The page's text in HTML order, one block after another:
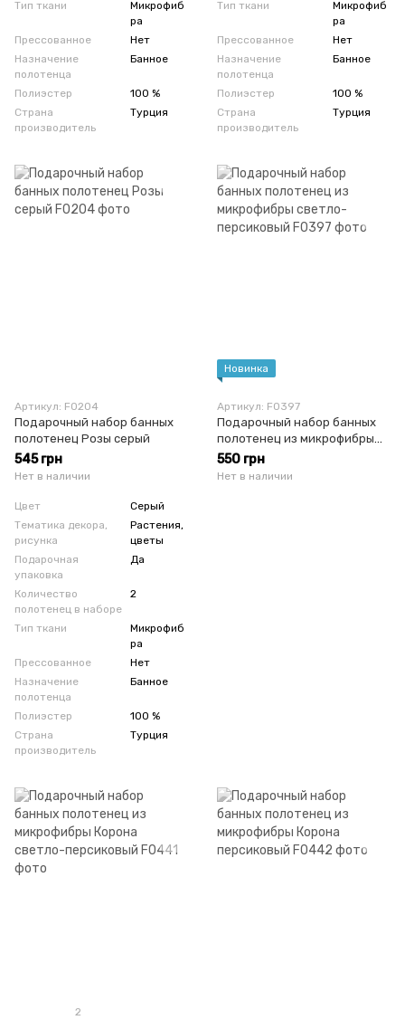
Тип ткани
Микрофиб
ра
Прессованное
Нет
Назначение
полотенца
Банное
Полиэстер
100 %
Страна
производитель
Турция
Тип ткани
Микрофиб
ра
Прессованное
Нет
Назначение
полотенца
Банное
Полиэстер
100 %
Страна
производитель
Турция
Артикул: F0204
Подарочный набор банных
полотенец Розы серый
545 грн
Нет в наличии
Цвет
Серый
Тематика декора,
рисунка
Растения,
цветы
Подарочная
упаковка
Да
Количество
полотенец в наборе
2
Тип ткани
Микрофиб
ра
Прессованное
Нет
Назначение
полотенца
Банное
Полиэстер
100 %
Страна
производитель
Турция
Новинка
Артикул: F0397
Подарочный набор банных
полотенец из микрофибры
светло-персиковый
550 грн
Нет в наличии
2